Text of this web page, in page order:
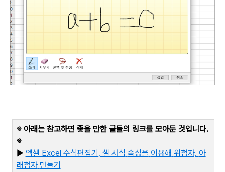
※아래는 참고하면 좋을 만한 글들의 링크를 모아둔 것입니다.
※
▶ 엑셀 Excel 수식편집기, 셀 서식 속성을 이용해 위첨자, 아
래첨자 만들기